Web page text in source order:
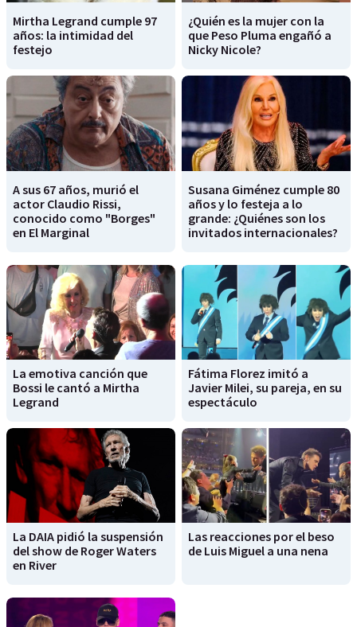
Mirtha Legrand cumple 97
años: la intimidad del
festejo
¿Quién es la mujer con la
que Peso Pluma engañó a
Nicky Nicole?
A sus 67 años, murió el
actor Claudio Rissi,
conocido como "Borges"
en El Marginal
Susana Giménez cumple 80
años y lo festeja a lo
grande: ¿Quiénes son los
invitados internacionales?
La emotiva canción que
Bossi le cantó a Mirtha
Legrand
Fátima Florez imitó a
Javier Milei, su pareja, en su
espectáculo
La DAIA pidió la suspensión
del show de Roger Waters
en River
Las reacciones por el beso
de Luis Miguel a una nena